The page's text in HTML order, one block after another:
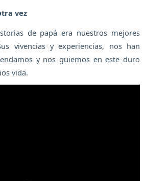
vez
de papá era nuestros mejores
vivencias y experiencias, nos han
y nos guiemos en este duro
vida.